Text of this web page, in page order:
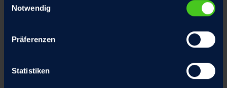
Notwendig
Präferenzen
Statistiken
Name*